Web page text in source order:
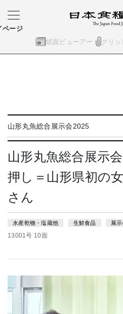
紙面ビューアー クリ
ページ
山形丸魚総合展示会2025
山形丸魚総合展示
押し＝山形県初の
さん
水産乾物・塩蔵他 生鮮食品 展示
13001号 10面